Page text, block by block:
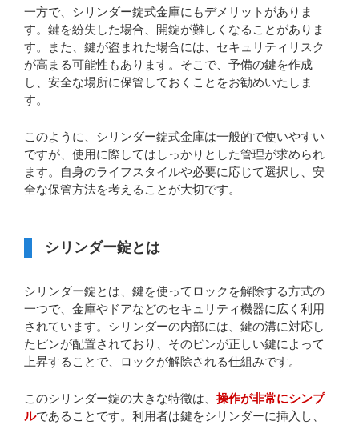
一方で、シリンダー錠式金庫にもデメリットがありま
す。鍵を紛失した場合、開錠が難しくなることがありま
す。また、鍵が盗まれた場合には、セキュリティリスク
が高まる可能性もあります。そこで、予備の鍵を作成
し、安全な場所に保管しておくことをお勧めいたしま
す。
このように、シリンダー錠式金庫は一般的で使いやすい
ですが、使用に際してはしっかりとした管理が求められ
ます。自身のライフスタイルや必要に応じて選択し、安
全な保管方法を考えることが大切です。
シリンダー錠とは
シリンダー錠とは、鍵を使ってロックを解除する方式の
一つで、金庫やドアなどのセキュリティ機器に広く利用
されています。シリンダーの内部には、鍵の溝に対応し
たピンが配置されており、そのピンが正しい鍵によって
上昇することで、ロックが解除される仕組みです。
このシリンダー錠の大きな特徴は、 操作が非常にシンプ
ルであることです。利用者は鍵をシリンダーに挿入し、